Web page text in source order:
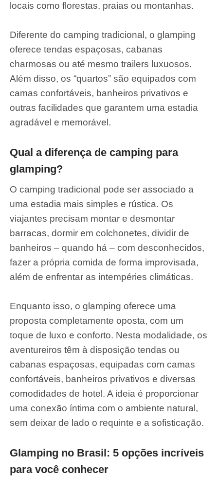
locais como florestas, praias ou montanhas.
Diferente do camping tradicional, o glamping
oferece tendas espaçosas, cabanas
charmosas ou até mesmo trailers luxuosos.
Além disso, os “quartos” são equipados com
camas confortáveis, banheiros privativos e
outras facilidades que garantem uma estadia
agradável e memorável.
Qual a diferença de camping para
glamping?
O camping tradicional pode ser associado a
uma estadia mais simples e rústica. Os
viajantes precisam montar e desmontar
barracas, dormir em colchonetes, dividir de
banheiros – quando há – com desconhecidos,
fazer a própria comida de forma improvisada,
além de enfrentar as intempéries climáticas.
Enquanto isso, o glamping oferece uma
proposta completamente oposta, com um
toque de luxo e conforto. Nesta modalidade, os
aventureiros têm à disposição tendas ou
cabanas espaçosas, equipadas com camas
confortáveis, banheiros privativos e diversas
comodidades de hotel. A ideia é proporcionar
uma conexão íntima com o ambiente natural,
sem deixar de lado o requinte e a sofisticação.
Glamping no Brasil: 5 opções incríveis
para você conhecer